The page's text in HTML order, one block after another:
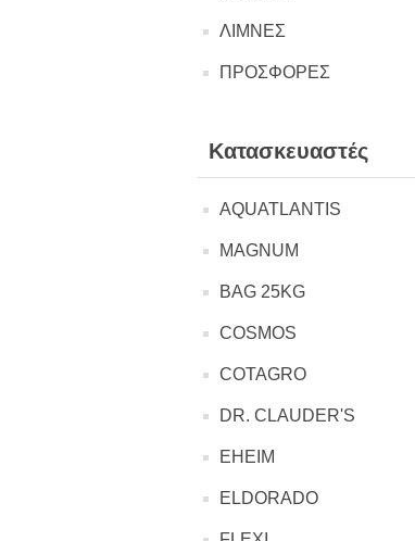
ΛΙΜΝΕΣ
ΠΡΟΣΦΟΡΕΣ
Κατασκευαστές
AQUATLANTIS
MAGNUM
BAG 25KG
COSMOS
COTAGRO
DR. CLAUDER'S
EHEIM
ELDORADO